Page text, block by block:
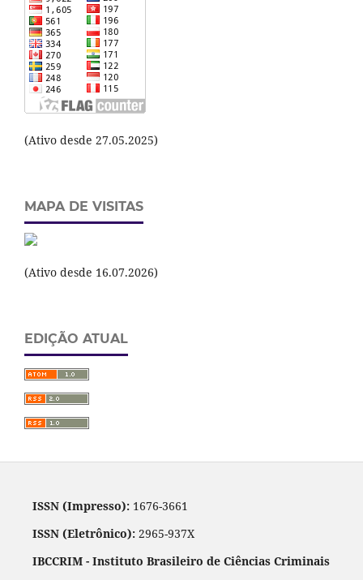
(Ativo desde 27.05.2025)
MAPA DE VISITAS
(Ativo desde 16.07.2026)
EDIÇÃO ATUAL
ISSN (Impresso):1676-3661
ISSN (Eletrônico):2965-937X
IBCCRIM - Instituto Brasileiro de Ciências Criminais